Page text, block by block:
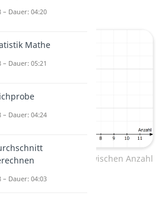
Zusammenhang zwischen Anzahl
– Dauer: 04:20
Mathe
– Dauer: 05:21
– Dauer: 04:24
– Dauer: 04:03